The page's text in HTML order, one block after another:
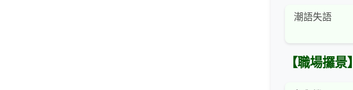
潮語失語
【職場攞景】